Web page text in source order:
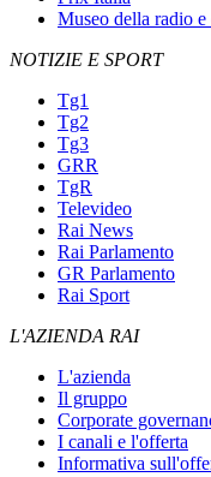
Museo della radio
NOTIZIE E SPORT
Tg1
Tg2
Tg3
GRR
TgR
Televideo
Rai News
Rai Parlamento
GR Parlamento
Rai Sport
L'AZIENDA RAI
L'azienda
Il gruppo
Corporate
I canali e l'offerta
Informativa